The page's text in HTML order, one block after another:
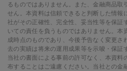
るものではありません。また、金融商品取
せん。本資料は信頼できると判断した情報
社がその正確性、完全性、妥当性等を保証
いての責任を負うものではありません。本
成時点のものであり、今後予告なく変更さ
去の実績は将来の運用成果等を示唆・保証
当社の書面による事前の許可なく、本資料
布することはご遠慮ください。当社との金